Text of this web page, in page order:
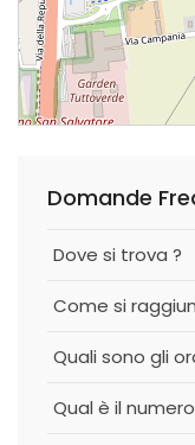
Dove si trova ?
Come si
Quali sono gli
Qual è il